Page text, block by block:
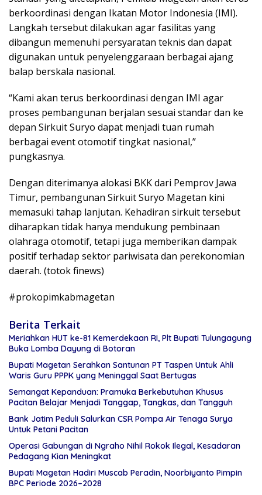
berkoordinasi dengan Ikatan Motor Indonesia (IMI).
Langkah tersebut dilakukan agar fasilitas yang
dibangun memenuhi persyaratan teknis dan dapat
digunakan untuk penyelenggaraan berbagai ajang
balap berskala nasional.
“Kami akan terus berkoordinasi dengan IMI agar
proses pembangunan berjalan sesuai standar dan ke
depan Sirkuit Suryo dapat menjadi tuan rumah
berbagai event otomotif tingkat nasional,”
pungkasnya.
Dengan diterimanya alokasi BKK dari Pemprov Jawa
Timur, pembangunan Sirkuit Suryo Magetan kini
memasuki tahap lanjutan. Kehadiran sirkuit tersebut
diharapkan tidak hanya mendukung pembinaan
olahraga otomotif, tetapi juga memberikan dampak
positif terhadap sektor pariwisata dan perekonomian
daerah. (totok finews)
#prokopimkabmagetan
Berita Terkait
Meriahkan HUT ke-81 Kemerdekaan RI, Plt Bupati Tulungagung
Buka Lomba Dayung di Botoran
Bupati Magetan Serahkan Santunan PT Taspen Untuk Ahli
Waris Guru PPPK yang Meninggal Saat Bertugas
Semangat Kepanduan: Pramuka Berkebutuhan Khusus
Pacitan Belajar Menjadi Tanggap, Tangkas, dan Tangguh
Bank Jatim Peduli Salurkan CSR Pompa Air Tenaga Surya
Untuk Petani Pacitan
Operasi Gabungan di Ngraho Nihil Rokok Ilegal, Kesadaran
Pedagang Kian Meningkat
Bupati Magetan Hadiri Muscab Peradin, Noorbiyanto Pimpin
BPC Periode 2026–2028